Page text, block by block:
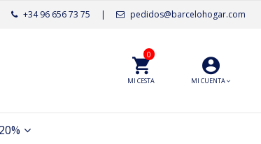
pedidos@barcelohogar.com
|
+34 96 656 73 75
MI CUENTA
MI CESTA
0